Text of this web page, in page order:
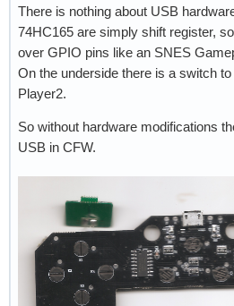
There is nothing about USB
74HC165 are simply shift register,
over GPIO pins like an SNES
On the underside there is a switch
Player2.
So without hardware modifications
USB in CFW.